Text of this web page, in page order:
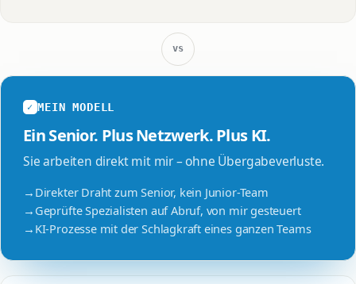
vs
✓ MEIN MODELL
Ein Senior. Plus Netzwerk. Plus KI.
Sie arbeiten direkt mit mir – ohne Übergabeverluste.
→ Direkter Draht zum Senior, kein Junior-Team
→ Geprüfte Spezialisten auf Abruf, von mir gesteuert
→ KI-Prozesse mit der Schlagkraft eines ganzen Teams